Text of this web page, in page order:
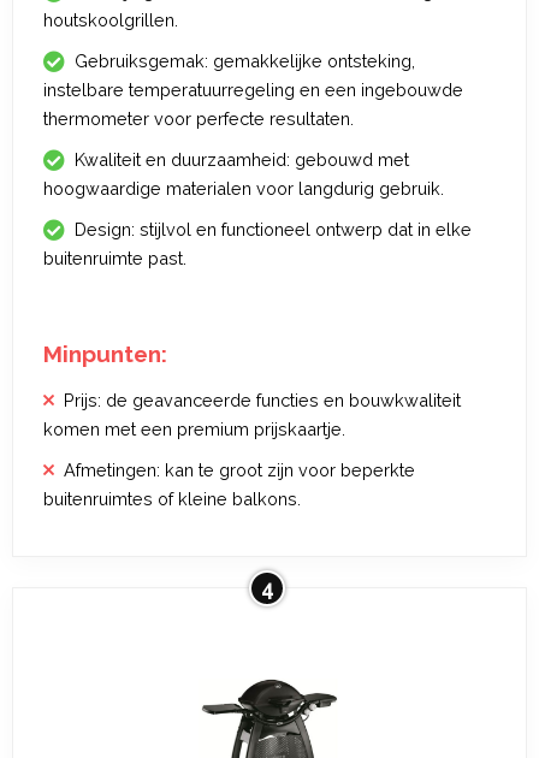
houtskoolgrillen.
Gebruiksgemak: gemakkelijke ontsteking,
instelbare temperatuurregeling en een ingebouwde
thermometer voor perfecte resultaten.
Kwaliteit en duurzaamheid: gebouwd met
hoogwaardige materialen voor langdurig gebruik.
Design: stijlvol en functioneel ontwerp dat in elke
buitenruimte past.
Minpunten:
Prijs: de geavanceerde functies en bouwkwaliteit
komen met een premium prijskaartje.
Afmetingen: kan te groot zijn voor beperkte
buitenruimtes of kleine balkons.
4